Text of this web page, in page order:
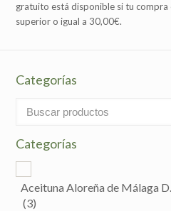
gratuito está disponible si tu compra
superior o igual a 30,00€.
Categorías
Categorías
Aceituna Aloreña de Málaga
(3)